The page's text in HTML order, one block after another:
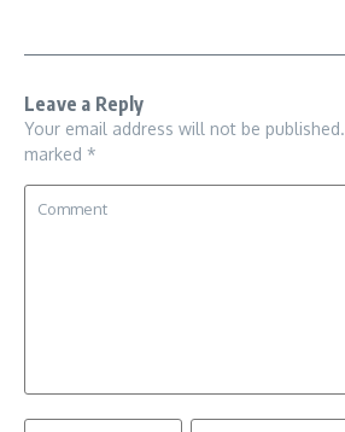
Leave a Reply
Your email address will not be published.
marked *